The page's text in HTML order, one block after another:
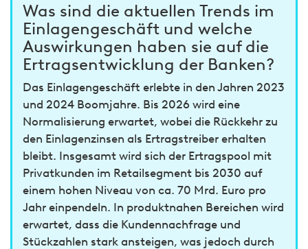
Was sind die aktuellen Trends im
Einlagengeschäft und welche
Auswirkungen haben sie auf die
Ertragsentwicklung der Banken?
Das Einlagengeschäft erlebte in den Jahren 2023
und 2024 Boomjahre. Bis 2026 wird eine
Normalisierung erwartet, wobei die Rückkehr zu
den Einlagenzinsen als Ertragstreiber erhalten
bleibt. Insgesamt wird sich der Ertragspool mit
Privatkunden im Retailsegment bis 2030 auf
einem hohen Niveau von ca. 70 Mrd. Euro pro
Jahr einpendeln. In produktnahen Bereichen wird
erwartet, dass die Kundennachfrage und
Stückzahlen stark ansteigen, was jedoch durch